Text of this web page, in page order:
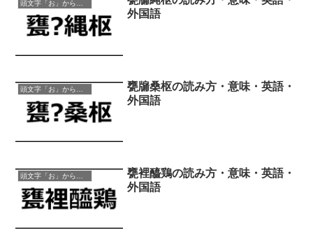
外国語
頭文字「お」から始まる四字熟語
甕牖桑枢の読み方・意味・英語・
外国語
甕裡醯鶏の読み方・意味・英語・
外国語